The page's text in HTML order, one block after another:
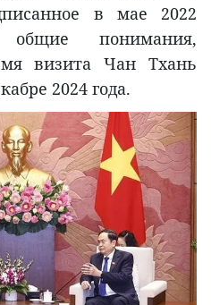
в мае 2022
понимания,
визита Чан Тхань
2024 года.